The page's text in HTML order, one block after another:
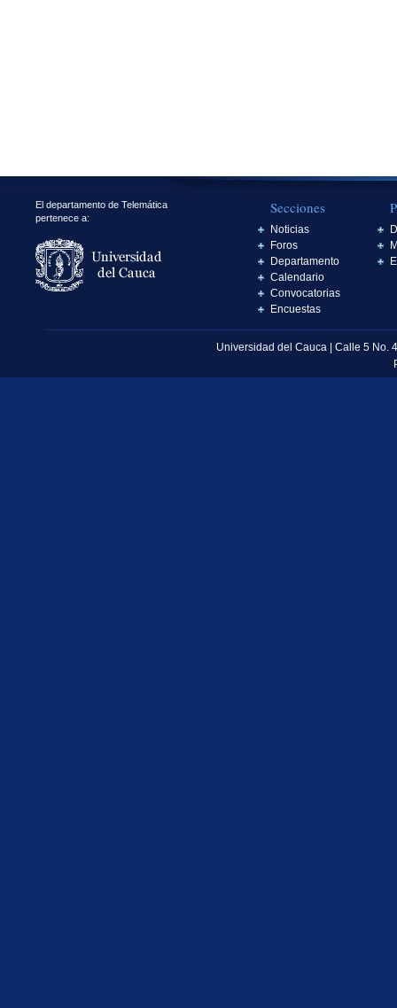
El departamento de Telemática
pertenece a:
Secciones
Noticias
Foros
Departamento
Calendario
Convocatorias
Encuestas
Universidad del Cauca | Calle 5 No.